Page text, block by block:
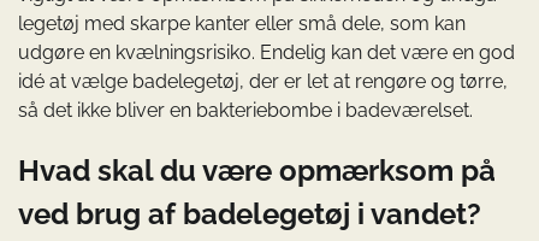
legetøj med skarpe kanter eller små dele, som kan
udgøre en kvælningsrisiko. Endelig kan det være en god
idé at vælge badelegetøj, der er let at rengøre og tørre,
så det ikke bliver en bakteriebombe i badeværelset.
Hvad skal du være opmærksom på
ved brug af badelegetøj i vandet?